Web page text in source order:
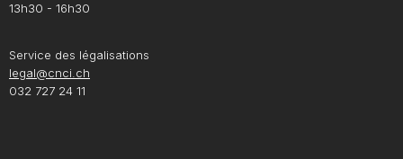
13h30 - 16h30
Service des légalisations
legal@cnci.ch
032 727 24 11